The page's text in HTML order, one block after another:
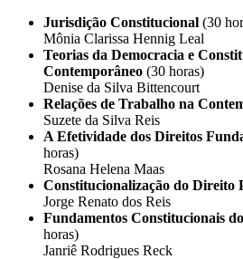
Jurisdição Constitucional (30
Mônia Clarissa Hennig Leal
Teorias da Democracia e
Contemporâneo (30 horas)
Denise da Silva Bittencourt
Relações de Trabalho na
Suzete da Silva Reis
A Efetividade dos Direitos
horas)
Rosana Helena Maas
Constitucionalização do Direito
Jorge Renato dos Reis
Fundamentos Constitucionais
horas)
Janriê Rodrigues Reck